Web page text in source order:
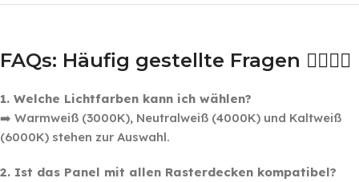
FAQs: Häufig gestellte Fragen 🙋‍♂️🙋‍♀️
1. Welche Lichtfarben kann ich wählen?
➡️ Warmweiß (3000K), Neutralweiß (4000K) und Kaltweiß
(6000K) stehen zur Auswahl.
2. Ist das Panel mit allen Rasterdecken kompatibel?